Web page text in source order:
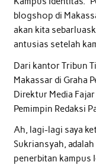
blogshop di
akan kita
antusias setelah
Dari kantor Tribun
Makassar di Graha
Direktur Media
Pemimpin Redaksi
Ah, lagi-lagi saya
Sukriansyah,
penerbitan kampus